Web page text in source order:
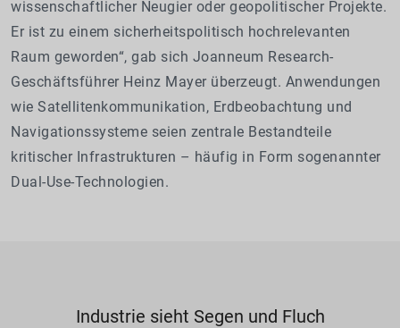
wissenschaftlicher Neugier oder geopolitischer Projekte.
Er ist zu einem sicherheitspolitisch hochrelevanten
Raum geworden“, gab sich Joanneum Research-
Geschäftsführer Heinz Mayer überzeugt. Anwendungen
wie Satellitenkommunikation, Erdbeobachtung und
Navigationssysteme seien zentrale Bestandteile
kritischer Infrastrukturen – häufig in Form sogenannter
Dual-Use-Technologien.
Industrie sieht Segen und Fluch